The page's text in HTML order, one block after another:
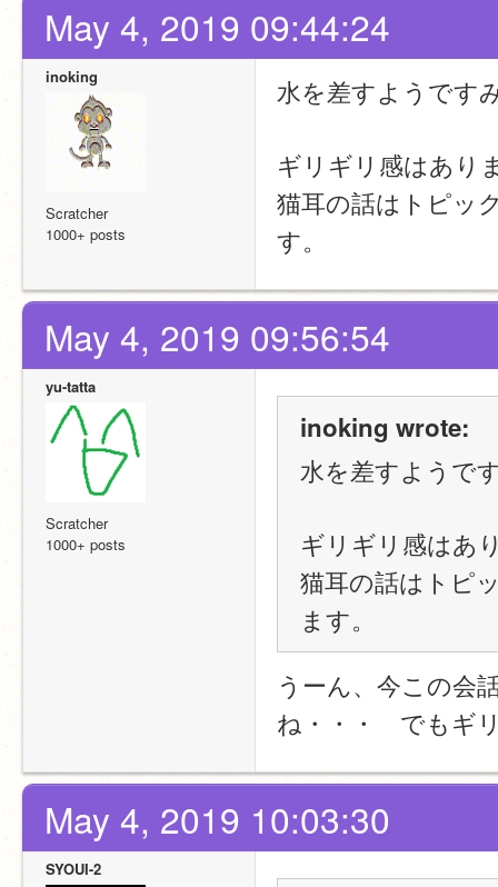
May 4, 2019 09:44:24
inoking
Scratcher
1000+ posts
水を差すようです
ギリギリ感はあり
猫耳の話はトピッ
す。
May 4, 2019 09:56:54
yu-tatta
Scratcher
1000+ posts
inoking wrote:
水を差すようで
ギリギリ感はあ
猫耳の話はトピ
ます。
うーん、今この会
ね・・・　でもギ
May 4, 2019 10:03:30
SYOUI-2